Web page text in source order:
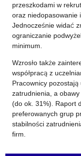
przeszkodami w
oraz niedopasowanie
Jednocześnie widać
ograniczanie
minimum.
Wzrosło także
współpracą z
Pracownicy
zatrudnienia, a
(do ok. 31%). Raport
preferowanych grup
stabilności
firm.